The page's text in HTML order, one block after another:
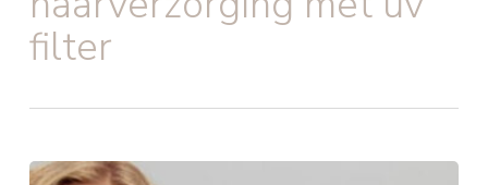
filter
Je